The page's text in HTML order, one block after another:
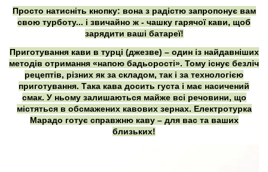
Просто натисніть кнопку: вона з радістю запропонує вам
свою турботу... і звичайно ж - чашку гарячої кави, щоб
зарядити ваші батареї!
Приготування кави в турці (джезве) – один із найдавніших
методів отримання «напою бадьорості». Тому існує безліч
рецептів, різних як за складом, так і за технологією
приготування. Така кава досить густа і має насичений
смак. У ньому залишаються майже всі речовини, що
містяться в обсмажених кавових зернах. Електротурка
Марадо готує справжню каву – для вас та ваших
близьких!